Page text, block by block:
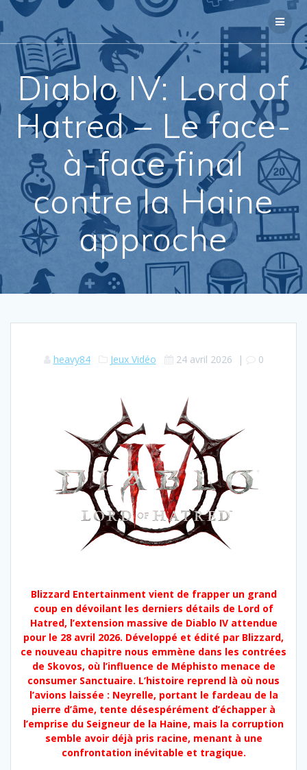
Passer
au
contenu
Diablo IV: Lord of
Hatred – Le face-
à-face final
contre la Haine
approche
heavy84 Jeux Vidéo 24 avril 2026 | 0
Blizzard Entertainment vient de frapper un grand
coup en dévoilant les derniers détails de Lord of
Hatred, l’extension massive de Diablo IV attendue
pour le 28 avril 2026. Développé et édité par Blizzard,
ce nouveau chapitre nous emmène dans les contrées
de Skovos, où l’influence de Méphisto menace de
consumer Sanctuaire. L’histoire reprend là où nous
l’avions laissée : Neyrelle, portant le fardeau de la
pierre d’âme, tente désespérément d’échapper à
l’emprise du Seigneur de la Haine, mais la corruption
semble avoir déjà pris racine, menant à une
confrontation inévitable et tragique.